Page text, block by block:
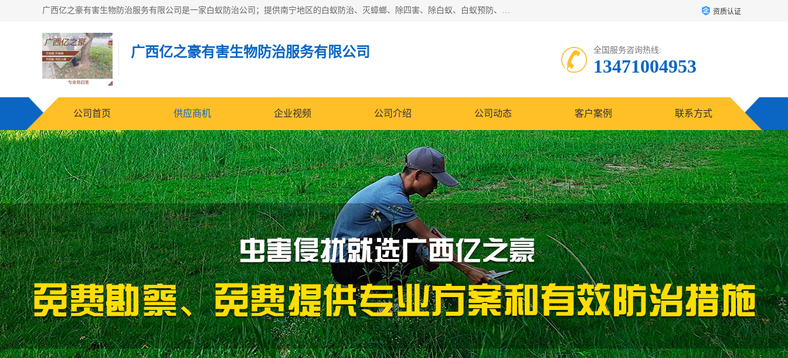
广西亿之豪有害生物防治服务有限公司是一家白蚁防治公司；提供南宁地区的白蚁防治、灭蟑螂、除四害、除白蚁、白蚁预防、消毒等服务，广西亿之豪有害生物防治服务有限公司专业灭蟑螂,灭鼠,除四害,服务上门,安全环保,售后保障,一次消杀，竭诚为您服务. 资质认证
广西亿之豪有害生物防治服务有限公司 全国服务咨询热线:
13471004953
公司首页 供应商机 企业视频 公司介绍 公司动态 客户案例 联系方式